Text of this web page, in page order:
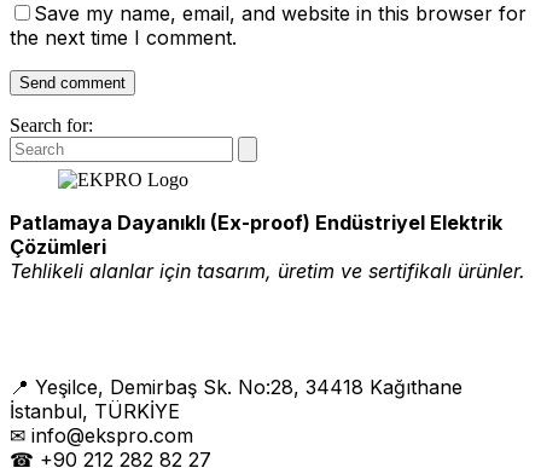
Save my name, email, and website in this browser for
the next time I comment.
Search for:
Patlamaya Dayanıklı (Ex-proof) Endüstriyel Elektrik
Çözümleri
Tehlikeli alanlar için tasarım, üretim ve sertifikalı ürünler.
📍 Yeşilce, Demirbaş Sk. No:28, 34418 Kağıthane
İstanbul, TÜRKİYE
✉ info@ekspro.com
☎ +90 212 282 82 27